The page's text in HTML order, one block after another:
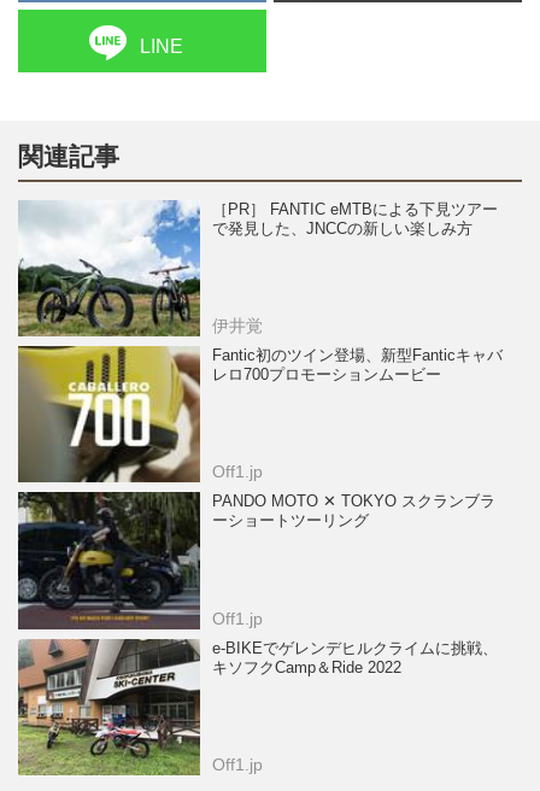
LINE
関連記事
［PR］ FANTIC eMTBによる下見ツアー
で発見した、JNCCの新しい楽しみ方
伊井覚
Fantic初のツイン登場、新型Fanticキャバ
レロ700プロモーションムービー
Off1.jp
PANDO MOTO ✕ TOKYO スクランブラ
ーショートツーリング
Off1.jp
e-BIKEでゲレンデヒルクライムに挑戦、
キソフクCamp＆Ride 2022
Off1.jp